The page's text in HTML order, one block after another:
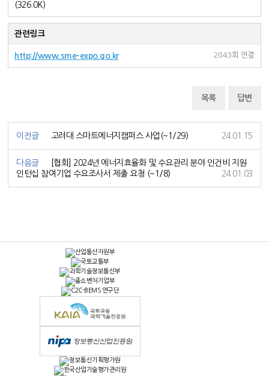
(326.0K)
관련링크
http://www.sme-expo.go.kr 2043회 연결
목록 답변
이전글 고려대 스마트에너지캠퍼스 사업(~1/29) 24.01.15
다음글
[협회] 2024년 에너지효율화 및 수요관리 분야 인건비 지원
인턴십 참여기업 수요조사서 제출 요청 (~1/8)
24.01.03